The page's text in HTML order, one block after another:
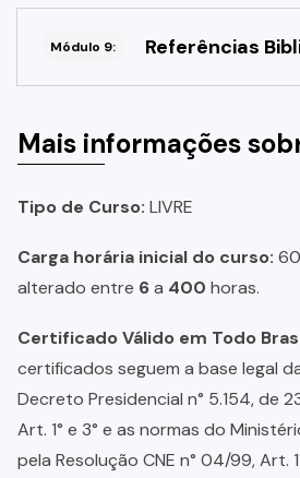
Módulo 9: Referências
Mais informações
Tipo de Curso: LIVRE
Carga horária inicial do curso:
alterado entre 6a 400 horas.
Certificado Válido em Todo
certificados seguem a base legal
Decreto Presidencial n° 5.154, de
Art. 1° e 3° e as normas do
pela Resolução CNE n° 04/99, Art.